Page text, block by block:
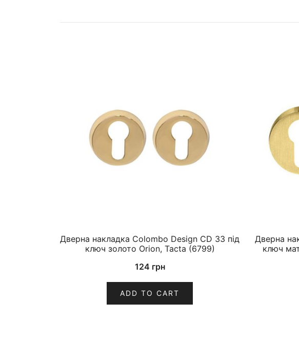
Дверна накладка Colombo Design CD 33 під
ключ золото Orion, Tacta (6799)
124 грн
ADD TO CART
Дверна
ключ